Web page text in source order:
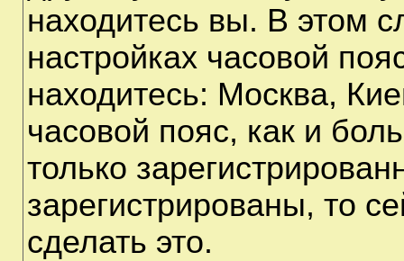
находитесь вы. В этом
настройках часовой
находитесь: Москва,
часовой пояс, как и
только
зарегистрированы, то
сделать это.